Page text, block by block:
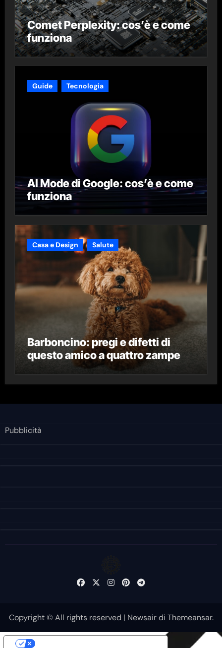
Comet Perplexity: cos’è e come
funziona
Guide Tecnologia
AI Mode di Google: cos’è e come
funziona
Casa e Design Salute
Barboncino: pregi e difetti di
questo amico a quattro zampe
Pubblicità
Copyright © All rights reserved | Newsairdi Themeansar.
Le tue preferenze relative alla privacy